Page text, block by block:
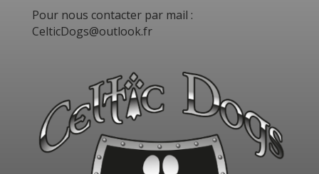
Pour nous contacter par mail :
CelticDogs@outlook.fr